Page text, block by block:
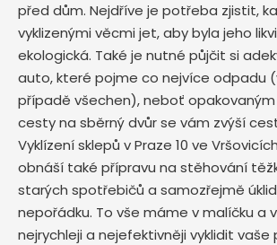
před dům. Nejdříve je potřeba zjistit,
vyklizenými věcmi jet, aby byla jeho
ekologická. Také je nutné půjčit si
auto, které pojme co nejvíce odpadu
případě všechen), neboť
cesty na sběrný dvůr se vám zvýší
Vyklízení sklepů v Praze 10 ve
obnáší také přípravu na stěhování
starých spotřebičů a samozřejmě
nepořádku. To vše máme v malíčku a
nejrychleji a nejefektivněji vyklidit vaše